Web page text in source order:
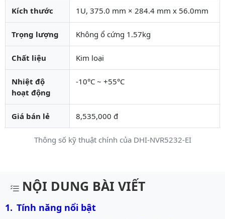
Thông số kỹ thuật chính của DHI-NVR5232-EI
Kích thước 1U, 375.0 mm × 284.4 mm x 56.0mm
Trọng lượng Không ổ cứng 1.57kg
Chất liệu Kim loại
Nhiệt độ
hoạt động
-10°C ~ +55°C
Giá bán lẻ 8,535,000 đ
Mô tả chi tiết sản phẩm
NỘI DUNG BÀI VIẾT
Tính năng nổi bật